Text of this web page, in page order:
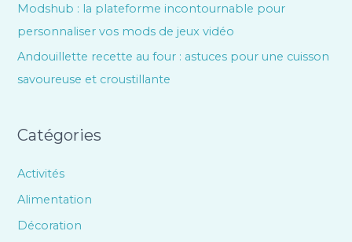
Modshub : la plateforme incontournable pour
personnaliser vos mods de jeux vidéo
Andouillette recette au four : astuces pour une cuisson
savoureuse et croustillante
Catégories
Activités
Alimentation
Décoration